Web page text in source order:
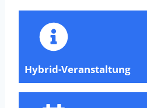
Hybrid-Veranstaltung